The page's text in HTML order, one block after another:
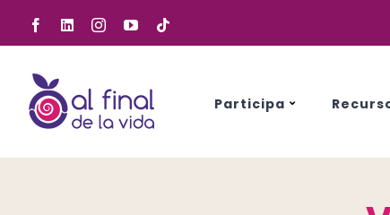
al
contenido
FacebookLinkedInInstagramYouTube
Participa